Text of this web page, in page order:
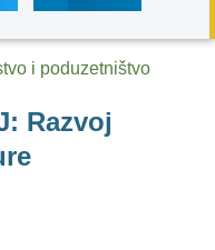
i poduzetništvo
Razvoj